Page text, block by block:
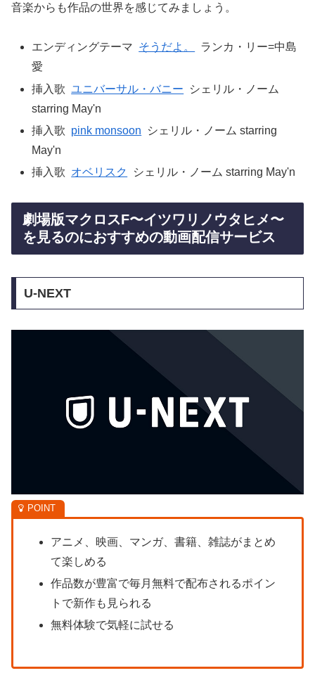
音楽からも作品の世界を感じてみましょう。
エンディングテーマ そうだよ。
ランカ・リー=中島
愛
挿入歌 ユニバーサル・バニー
シェリル・ノーム
starring May'n
挿入歌 pink monsoon
シェリル・ノーム starring
May'n
挿入歌 オベリスク シェリル・ノーム starring May'n
劇場版マクロスF〜イツワリノウタヒメ〜
を見るのにおすすめの動画配信サービス
U-NEXT
アニメ、映画、マンガ、書籍、雑誌がまとめ
て楽しめる
作品数が豊富で毎月無料で配布されるポイン
トで新作も見られる
無料体験で気軽に試せる